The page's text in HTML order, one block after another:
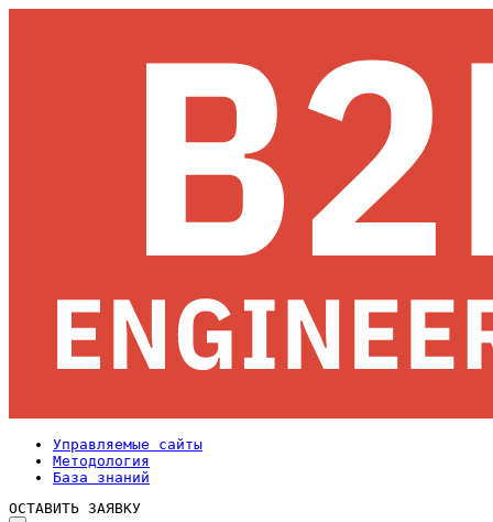
Управляемые сайты
Методология
База знаний
ОСТАВИТЬ ЗАЯВКУ